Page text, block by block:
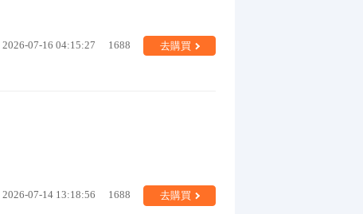
2026-07-16 04:15:27 1688 去購買
2026-07-14 13:18:56 1688 去購買